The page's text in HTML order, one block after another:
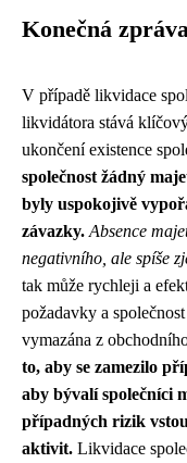
Konečná
V případě likvidace
likvidátora stává
ukončení existence
společnost žádný
byly uspokojivě
závazky. Absence
negativního, ale spíše
tak může rychleji a
požadavky a
vymazána z
to, aby se zamezilo
aby bývalí společníci
případných rizik
aktivit. Likvidace